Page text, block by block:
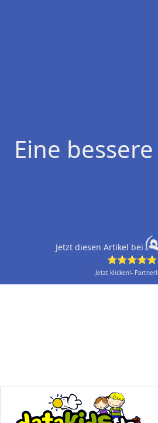
Eine
Jetzt diesen Artikel bei
⭐⭐⭐⭐⭐
Jetzt klicken!-